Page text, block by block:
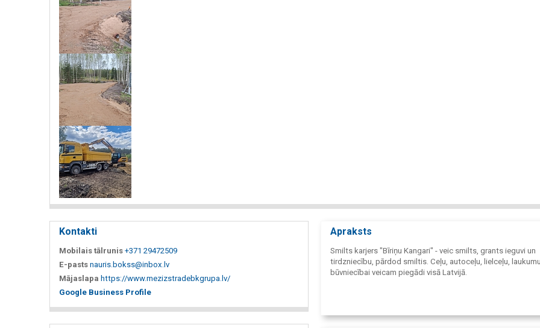
Kontakti
Mobilais tālrunis +371 29472509
E-pasts nauris.bokss@inbox.lv
Mājaslapa https://www.mezizstradebkgrupa.lv/
Google Business Profile
Apraksts
Smilts karjers "Bīriņu Kangari" - veic smilts, grants ieguvi un
tirdzniecību, pārdod smiltis. Ceļu, autoceļu, lielceļu,
būvniecībai veicam piegādi visā Latvijā.